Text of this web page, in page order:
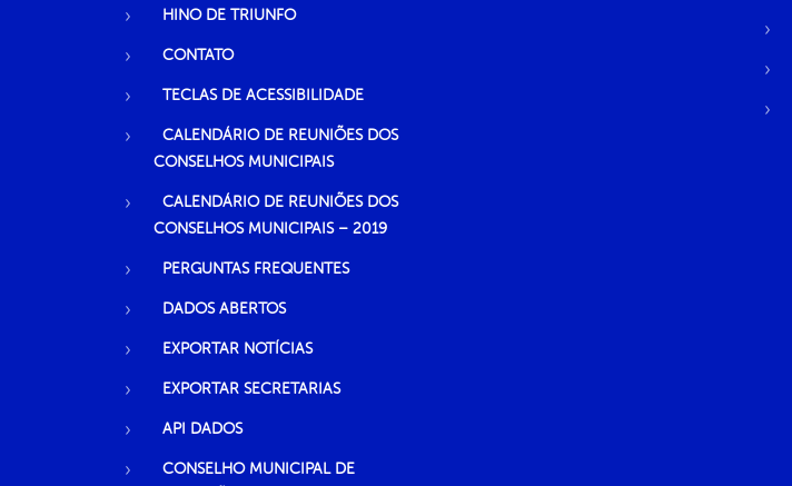
HINO DE TRIUNFO
CONTATO
TECLAS DE ACESSIBILIDADE
CALENDÁRIO DE REUNIÕES DOS
CONSELHOS MUNICIPAIS
CALENDÁRIO DE REUNIÕES DOS
CONSELHOS MUNICIPAIS – 2019
PERGUNTAS FREQUENTES
DADOS ABERTOS
EXPORTAR NOTÍCIAS
EXPORTAR SECRETARIAS
API DADOS
CONSELHO MUNICIPAL DE